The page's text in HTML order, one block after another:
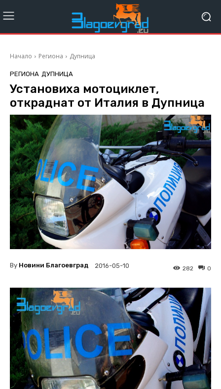
Начало Региона Дупница
РЕГИОНА ДУПНИЦА
Установиха мотоциклет,
откраднат от Италия в Дупница
By Новини Благоевград 2016-05-10 0
282